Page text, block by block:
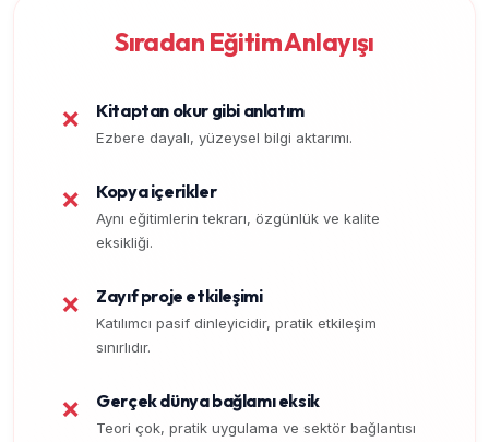
Sıradan Eğitim Anlayışı
❌ Kitaptan okur gibi anlatım
Ezbere dayalı, yüzeysel bilgi aktarımı.
❌ Kopya içerikler
Aynı eğitimlerin tekrarı, özgünlük ve kalite
eksikliği.
❌ Zayıf proje etkileşimi
Katılımcı pasif dinleyicidir, pratik etkileşim
sınırlıdır.
❌ Gerçek dünya bağlamı eksik
Teori çok, pratik uygulama ve sektör bağlantısı